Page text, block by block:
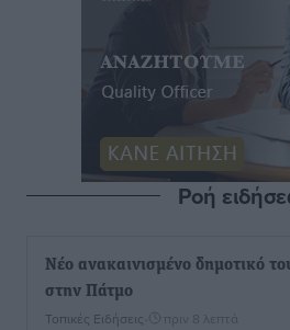
Ροή
Νέο ανακαινισμένο δημοτικό
στην Πάτμο
Τοπικές Ειδήσεις πριν 8 λεπτά